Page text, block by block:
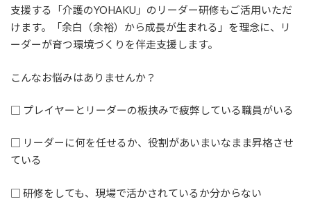
支援する「介護のYOHAKU」のリーダー研修もご活用いただ
けます。「余白（余裕）から成長が生まれる」を理念に、リ
ーダーが育つ環境づくりを伴走支援します。
こんなお悩みはありませんか？
□ プレイヤーとリーダーの板挟みで疲弊している職員がいる
□ リーダーに何を任せるか、役割があいまいなまま昇格させ
ている
□ 研修をしても、現場で活かされているか分からない